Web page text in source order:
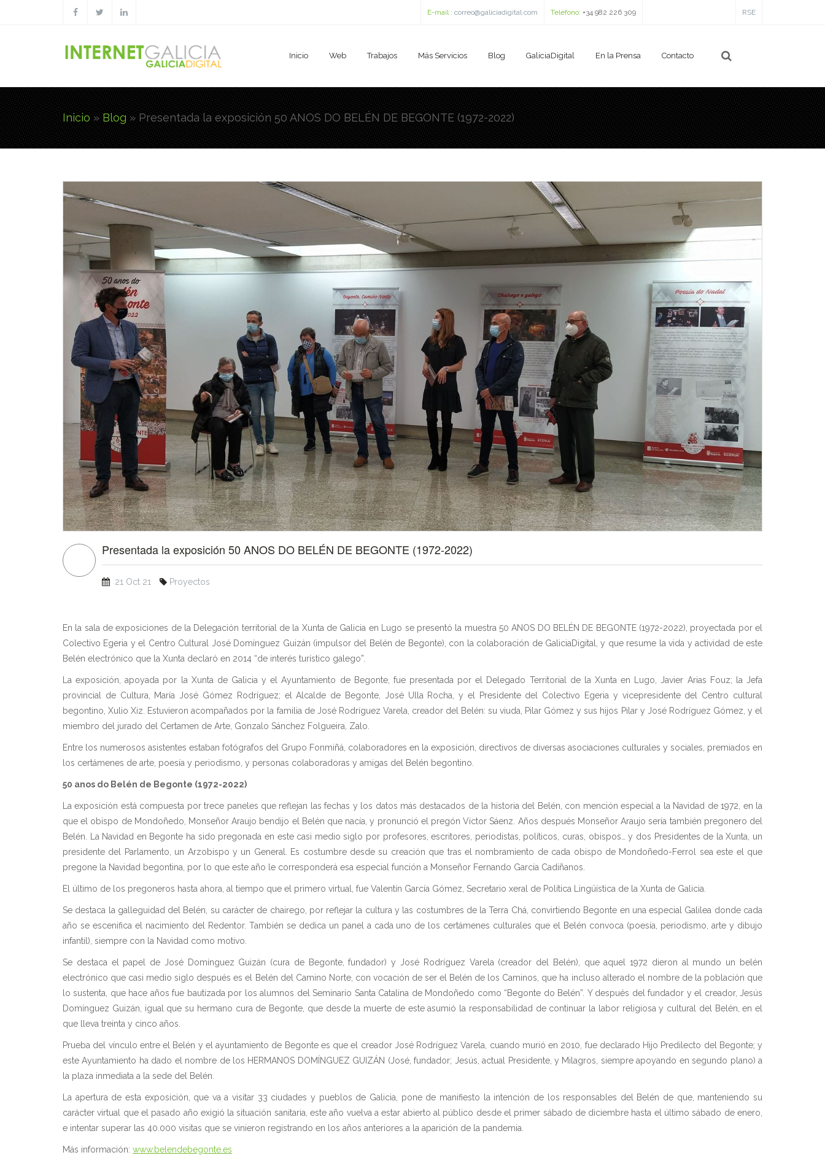
Pasar al contenido principal E-mail : correo@galiciadigital.com Teléfono: +34 982 226 309 RSE
Inicio Web Trabajos Más Servicios Blog GaliciaDigital En la Prensa Contacto
Usted está aquí
Inicio » Blog » Presentada la exposición 50 ANOS DO BELÉN DE BEGONTE (1972-2022)
Presentada la exposición 50 ANOS DO BELÉN DE BEGONTE (1972-2022)
21 Oct 21 Proyectos
En la sala de exposiciones de la Delegación territorial de la Xunta de Galicia en Lugo se presentó la muestra 50 ANOS DO BELÉN DE BEGONTE (1972-2022), proyectada por el
Colectivo Egeria y el Centro Cultural José Domínguez Guizán (impulsor del Belén de Begonte), con la colaboración de GaliciaDigital, y que resume la vida y actividad de este
Belén electrónico que la Xunta declaró en 2014 “de interés turístico galego”.
La exposición, apoyada por la Xunta de Galicia y el Ayuntamiento de Begonte, fue presentada por el Delegado Territorial de la Xunta en Lugo, Javier Arias Fouz; la Jefa
provincial de Cultura, María José Gómez Rodríguez; el Alcalde de Begonte, José Ulla Rocha, y el Presidente del Colectivo Egeria y vicepresidente del Centro cultural
begontino, Xulio Xiz. Estuvieron acompañados por la familia de José Rodríguez Varela, creador del Belén: su viuda, Pilar Gómez y sus hijos Pilar y José Rodríguez Gómez, y el
miembro del jurado del Certamen de Arte, Gonzalo Sánchez Folgueira, Zalo.
Entre los numerosos asistentes estaban fotógrafos del Grupo Fonmiñá, colaboradores en la exposición, directivos de diversas asociaciones culturales y sociales, premiados en
los certámenes de arte, poesía y periodismo, y personas colaboradoras y amigas del Belén begontino.
50 anos do Belén de Begonte (1972-2022)
La exposición está compuesta por trece paneles que reflejan las fechas y los datos más destacados de la historia del Belén, con mención especial a la Navidad de 1972, en la
que el obispo de Mondoñedo, Monseñor Araujo bendijo el Belén que nacía, y pronunció el pregón Víctor Sáenz. Años después Monseñor Araujo sería también pregonero del
Belén. La Navidad en Begonte ha sido pregonada en este casi medio siglo por profesores, escritores, periodistas, políticos, curas, obispos… y dos Presidentes de la Xunta, un
presidente del Parlamento, un Arzobispo y un General. Es costumbre desde su creación que tras el nombramiento de cada obispo de Mondoñedo-Ferrol sea este el que
pregone la Navidad begontina, por lo que este año le corresponderá esa especial función a Monseñor Fernando García Cadiñanos.
El último de los pregoneros hasta ahora, al tiempo que el primero virtual, fue Valentín García Gómez, Secretario xeral de Política Lingüística de la Xunta de Galicia.
Se destaca la galleguidad del Belén, su carácter de chairego, por reflejar la cultura y las costumbres de la Terra Chá, convirtiendo Begonte en una especial Galilea donde cada
año se escenifica el nacimiento del Redentor. También se dedica un panel a cada uno de los certámenes culturales que el Belén convoca (poesía, periodismo, arte y dibujo
infantil), siempre con la Navidad como motivo.
Se destaca el papel de José Domínguez Guizán (cura de Begonte, fundador) y José Rodríguez Varela (creador del Belén), que aquel 1972 dieron al mundo un belén
electrónico que casi medio siglo después es el Belén del Camino Norte, con vocación de ser el Belén de los Caminos, que ha incluso alterado el nombre de la población que
lo sustenta, que hace años fue bautizada por los alumnos del Seminario Santa Catalina de Mondoñedo como “Begonte do Belén”. Y después del fundador y el creador, Jesús
Domínguez Guizán, igual que su hermano cura de Begonte, que desde la muerte de este asumió la responsabilidad de continuar la labor religiosa y cultural del Belén, en el
que lleva treinta y cinco años.
Prueba del vínculo entre el Belén y el ayuntamiento de Begonte es que el creador José Rodríguez Varela, cuando murió en 2010, fue declarado Hijo Predilecto del Begonte; y
este Ayuntamiento ha dado el nombre de los HERMANOS DOMÍNGUEZ GUIZÁN (José, fundador; Jesús, actual Presidente, y Milagros, siempre apoyando en segundo plano) a
la plaza inmediata a la sede del Belén.
La apertura de esta exposición, que va a visitar 33 ciudades y pueblos de Galicia, pone de manifiesto la intención de los responsables del Belén de que, manteniendo su
carácter virtual que el pasado año exigió la situación sanitaria, este año vuelva a estar abierto al público desde el primer sábado de diciembre hasta el último sábado de enero,
e intentar superar las 40.000 visitas que se vinieron registrando en los años anteriores a la aparición de la pandemia.
Más información: www.belendebegonte.es